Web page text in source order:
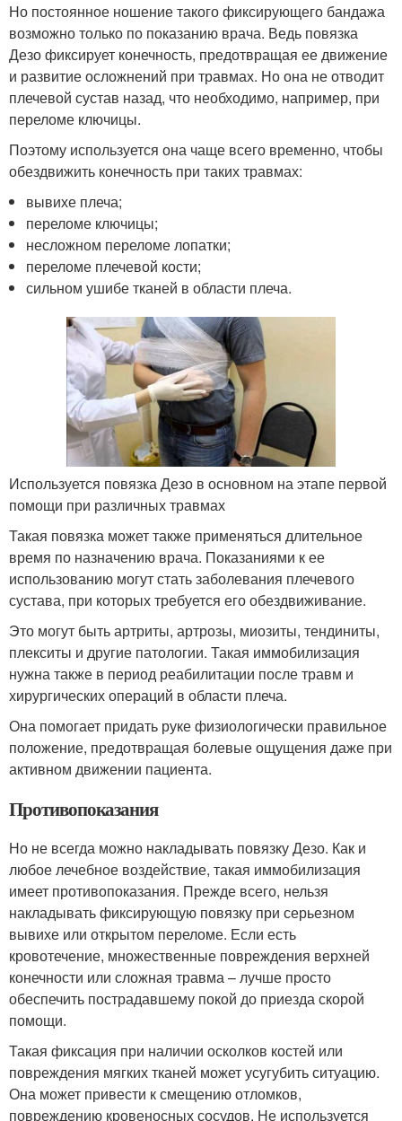
Но постоянное ношение такого фиксирующего бандажа
возможно только по показанию врача. Ведь повязка
Дезо фиксирует конечность, предотвращая ее движение
и развитие осложнений при травмах. Но она не отводит
плечевой сустав назад, что необходимо, например, при
переломе ключицы.
Поэтому используется она чаще всего временно, чтобы
обездвижить конечность при таких травмах:
вывихе плеча;
переломе ключицы;
несложном переломе лопатки;
переломе плечевой кости;
сильном ушибе тканей в области плеча.
Используется повязка Дезо в основном на этапе первой
помощи при различных травмах
Такая повязка может также применяться длительное
время по назначению врача. Показаниями к ее
использованию могут стать заболевания плечевого
сустава, при которых требуется его обездвиживание.
Это могут быть артриты, артрозы, миозиты, тендиниты,
плекситы и другие патологии. Такая иммобилизация
нужна также в период реабилитации после травм и
хирургических операций в области плеча.
Она помогает придать руке физиологически правильное
положение, предотвращая болевые ощущения даже при
активном движении пациента.
Противопоказания
Но не всегда можно накладывать повязку Дезо. Как и
любое лечебное воздействие, такая иммобилизация
имеет противопоказания. Прежде всего, нельзя
накладывать фиксирующую повязку при серьезном
вывихе или открытом переломе. Если есть
кровотечение, множественные повреждения верхней
конечности или сложная травма – лучше просто
обеспечить пострадавшему покой до приезда скорой
помощи.
Такая фиксация при наличии осколков костей или
повреждения мягких тканей может усугубить ситуацию.
Она может привести к смещению отломков,
повреждению кровеносных сосудов. Не используется